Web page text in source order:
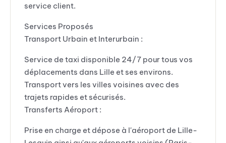
service client.
Services Proposés
Transport Urbain et Interurbain :
Service de taxi disponible 24/7 pour tous vos
déplacements dans Lille et ses environs.
Transport vers les villes voisines avec des
trajets rapides et sécurisés.
Transferts Aéroport :
Prise en charge et dépose à l'aéroport de Lille-